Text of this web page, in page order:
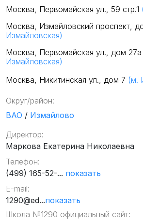
Москва, Первомайская ул., 59 стр.1
Москва, Измайловский проспект,
Измайловская)
Москва, Первомайская ул., дом 27а
Измайловская)
Москва, Никитинская ул., дом 7 (м.
Округ/район:
ВАО / Измайлово
Директор:
Маркова Екатерина Николаевна
Телефон:
(499) 165-52-... показать
E-mail:
1290@ed...показать
Школа №1290 официальный сайт: